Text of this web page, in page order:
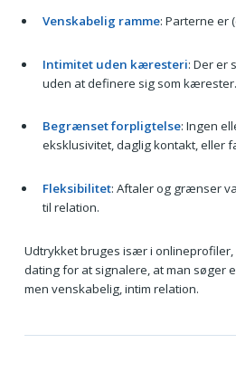
Venskabelig ramme: Parterne er
Intimitet uden kæresteri: Der er
uden at definere sig som kærester.
Begrænset forpligtelse: Ingen
eksklusivitet, daglig kontakt, eller
Fleksibilitet: Aftaler og grænser
til relation.
Udtrykket bruges især i
dating for at signalere, at man søger
men venskabelig, intim relation.